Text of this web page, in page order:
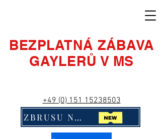
BEZPLATNÁ ZÁBAVA
GAYLERŮ V MS
+49 (0) 151 15238503
ZBRUSU NOVÉ! Klikni na mě!!